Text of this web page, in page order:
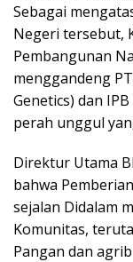
Sebagai
Negeri tersebut,
Pembangunan
menggandeng
Genetics) dan
perah unggul
Direktur Utama
bahwa
sejalan Didalam
Komunitas,
Pangan dan